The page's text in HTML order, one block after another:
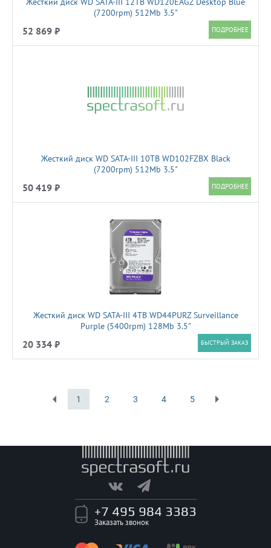
(7200rpm) 512Mb 3.5"
52 869 ₽
Жесткий диск WD SATA-III 10TB WD102FZBX Black
(7200rpm) 512Mb 3.5"
50 419 ₽
Жесткий диск WD SATA-III 4TB WD44PURZ Surveillance
Purple (5400rpm) 128Mb 3.5"
20 334 ₽ БЫСТРЫЙ ЗАКАЗ
1 2 3 4
5
+7 495 984 3383
Заказать звонок